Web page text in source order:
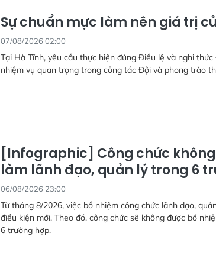
Sự chuẩn mực làm nên giá trị
07/08/2026 02:00
Tại Hà Tĩnh, yêu cầu thực hiện đúng Điều lệ và nghi
nhiệm vụ quan trọng trong công tác Đội và phong trào
[Infographic] Công chức
làm lãnh đạo, quản lý trong 6
06/08/2026 23:00
Từ tháng 8/2026, việc bổ nhiệm công chức lãnh đạo,
điều kiện mới. Theo đó, công chức sẽ không được bổ
6 trường hợp.